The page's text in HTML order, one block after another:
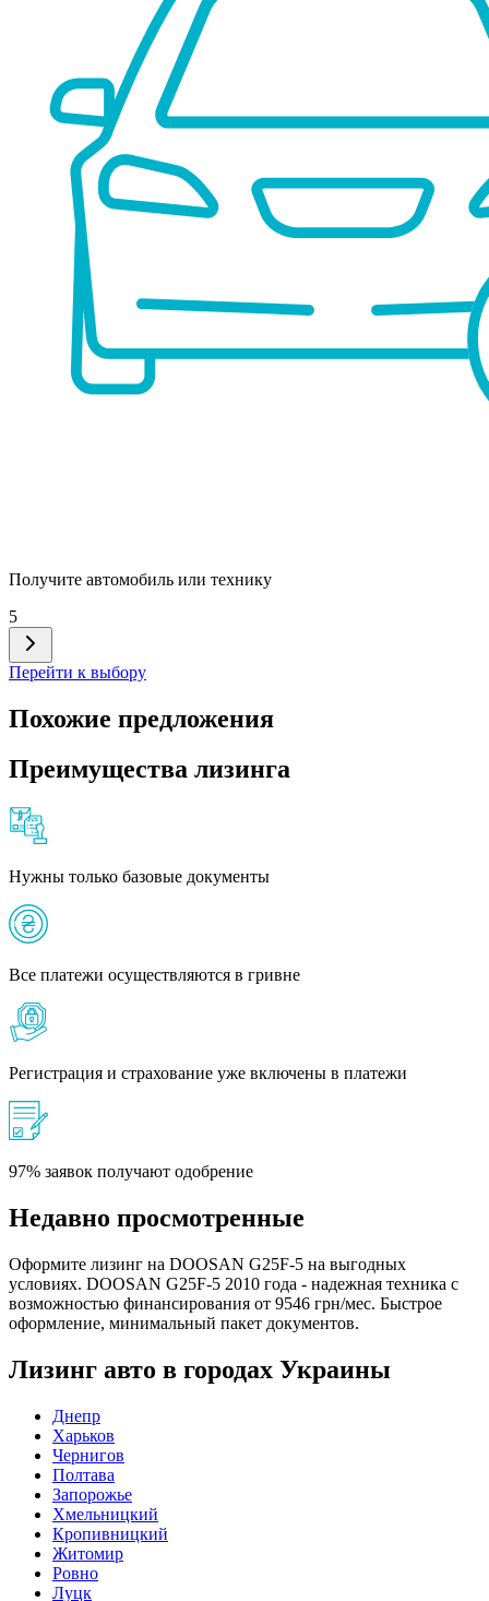
Получите автомобиль или технику
5
Перейти к выбору
Похожие предложения
Преимущества лизинга
Нужны только базовые документы
Все платежи осуществляются в гривне
Регистрация и страхование уже включены в платежи
97% заявок получают одобрение
Недавно просмотренные
Оформите лизинг на DOOSAN G25F-5 на выгодных
условиях. DOOSAN G25F-5 2010 года - надежная техника с
возможностью финансирования от 9546 грн/мес. Быстрое
оформление, минимальный пакет документов.
Лизинг авто в городах Украины
Днепр
Харьков
Чернигов
Полтава
Запорожье
Хмельницкий
Кропивницкий
Житомир
Ровно
Луцк